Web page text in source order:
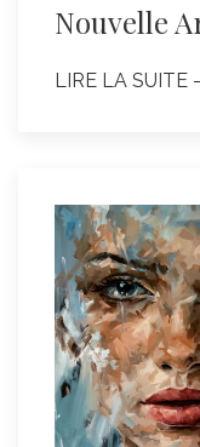
Nouvelle
LIRE LA SUITE